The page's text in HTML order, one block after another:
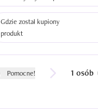
Gdzie został kupiony
produkt
Pomocne! 1 osób